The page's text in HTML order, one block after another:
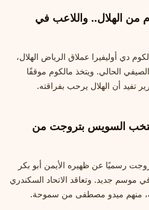
من الهلال.. واللاعب في
دي أوليفيرا عملاق الرياض الهلال،
الحالي. ويتخذ مالكوم موقفًا
تفيد أن الهلال يرحب بفراقته.
منتخب السويس بتروجت من
رسميًا عن ظهيره الأيمن أبو بكر
موسم جديد. وتعاقد الاتحاد السكندري
منهم ميدو مصطفى من سموحة.